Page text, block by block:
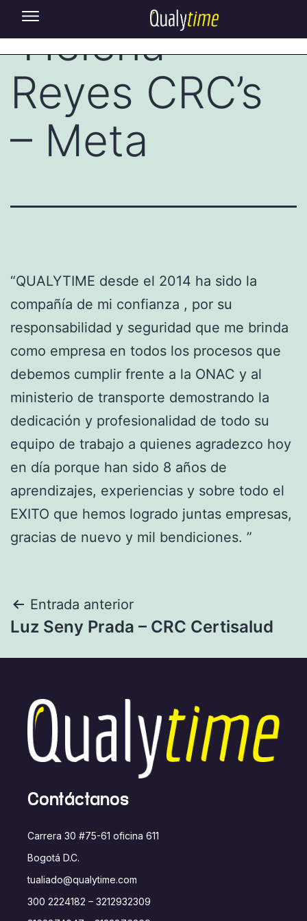
Helena
Reyes CRC’s
– Meta
“QUALYTIME desde el 2014 ha sido la
compañía de mi confianza , por su
responsabilidad y seguridad que me brinda
como empresa en todos los procesos que
debemos cumplir frente a la ONAC y al
ministerio de transporte demostrando la
dedicación y profesionalidad de todo su
equipo de trabajo a quienes agradezco hoy
en día porque han sido 8 años de
aprendizajes, experiencias y sobre todo el
EXITO que hemos logrado juntas empresas,
gracias de nuevo y mil bendiciones. ”
Entrada anterior
Luz Seny Prada – CRC Certisalud
Contáctanos
Carrera 30 #75-61 oficina 611
Bogotá D.C.
tualiado@qualytime.com
300 2224182 – 3212932309